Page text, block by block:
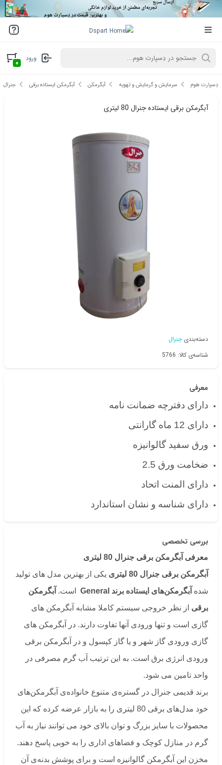
ورود ۰
دِسپارت هوم سرمایش و گرمایش و تهویه آبگرمکن آبگرمکن ایستاده برقی جنرال
آبگرمکن برقی ایستاده جنرال 80 لیتری
دسته‌بندی جنرال
شناسه‌ی کالا: 5766
معرفی
دارای دفترچه ضمانت نامه
⁦⁩دارای 12 ماه گارانتی
ورق سفید گالوانیزه
ضخامت ورق 2.5
دارای المنت اتحاد
دارای شناسه و نشان استاندارد
بررسی تخصصی
معرفی آبگرمکن برقی جنرال 80 لیتری
آبگرمکن برقی جنرال 80 لیتری
یکی از بهترین مدل های تولید
شده آبگرمکن‌های ایستاده برند General است. آبگرمکن
برقی از نظر خروجی سیستم کاملا مشابه آبگرمکن های
گازی است و تنها ورودی آنها تفاوت دارند. در آبگرمکن های
گازی ورودی گاز شهر و یا گاز کپسول و در آبگرمکن برقی
ورودی انرژی برق است. به این ترتیب آب گرم مصرفی در
واحد تامین می شود.
برند قدیمی جنرال در گستره‌ی متنوع خانواده‌ی آبگرمکن‌های
خود مدل‌های برقی 80 لیتری را به بازار عرضه کرده که این
محصولات با سایز بزرگ و توان بالای خود می توانند نیاز به آب
گرم در منازل کوچک و فضاهای اداری را به خوبی پاسخ دهند.
مخزن این آبگرمکن گالوانیزه است و برای پوشش بدنه‌ی آن